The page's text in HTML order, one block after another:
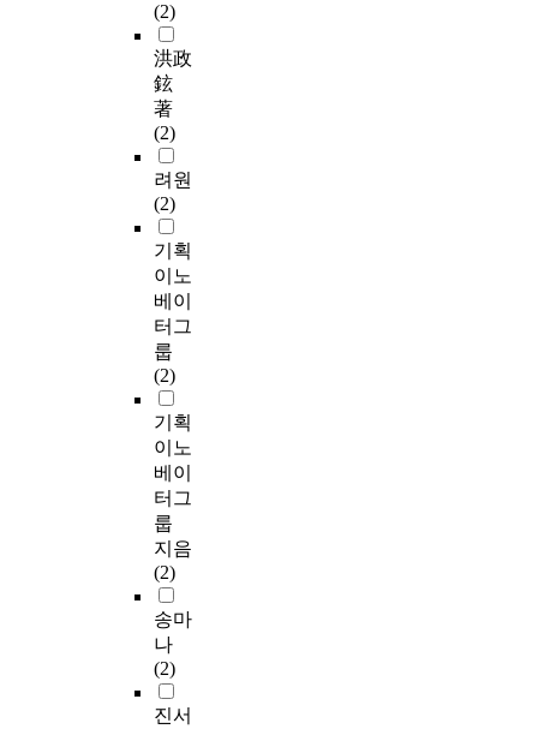
(2)
洪政
鉉
著
(2)
려원
(2)
기획
이노
베이
터그
룹
(2)
기획
이노
베이
터그
룹
지음
(2)
송마
나
(2)
진서